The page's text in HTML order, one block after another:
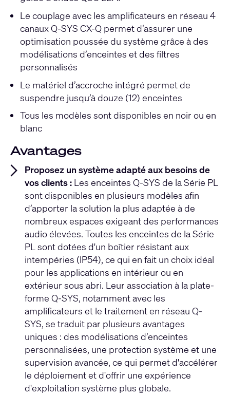
Le couplage avec les amplificateurs en réseau 4
canaux Q-SYS CX-Q permet d’assurer une
optimisation poussée du système grâce à des
modélisations d’enceintes et des filtres
personnalisés
Le matériel d’accroche intégré permet de
suspendre jusqu’à douze (12) enceintes
Tous les modèles sont disponibles en noir ou en
blanc
Avantages
Proposez un système adapté aux besoins de
vos clients : Les enceintes Q-SYS de la Série PL
sont disponibles en plusieurs modèles afin
d’apporter la solution la plus adaptée à de
nombreux espaces exigeant des performances
audio élevées. Toutes les enceintes de la Série
PL sont dotées d'un boîtier résistant aux
intempéries (IP54), ce qui en fait un choix idéal
pour les applications en intérieur ou en
extérieur sous abri. Leur association à la plate-
forme Q-SYS, notamment avec les
amplificateurs et le traitement en réseau Q-
SYS, se traduit par plusieurs avantages
uniques : des modélisations d’enceintes
personnalisées, une protection système et une
supervision avancée, ce qui permet d'accélérer
le déploiement et d'offrir une expérience
d'exploitation système plus globale.